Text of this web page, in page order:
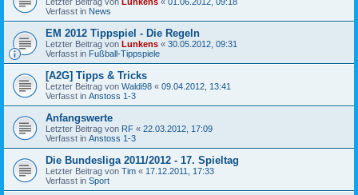
Verfasst in News
EM 2012 Tippspiel - Die Regeln
Letzter Beitrag von Lunkens « 30.05.2012, 09:31
Verfasst in Fußball-Tippspiele
[A2G] Tipps & Tricks
Letzter Beitrag von Waldi98 « 09.04.2012, 13:41
Verfasst in Anstoss 1-3
Anfangswerte
Letzter Beitrag von RF « 22.03.2012, 17:09
Verfasst in Anstoss 1-3
Die Bundesliga 2011/2012 - 17. Spieltag
Letzter Beitrag von Tim « 17.12.2011, 17:33
Verfasst in Sport